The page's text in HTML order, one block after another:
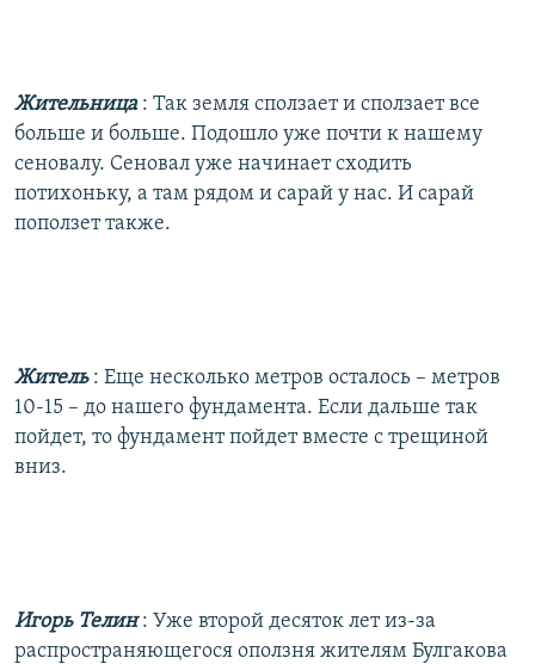
Жительница : Так земля сползает и сползает все
больше и больше. Подошло уже почти к нашему
сеновалу. Сеновал уже начинает сходить
потихоньку, а там рядом и сарай у нас. И сарай
поползет также.
Житель : Еще несколько метров осталось – метров
10-15 – до нашего фундамента. Если дальше так
пойдет, то фундамент пойдет вместе с трещиной
вниз.
Игорь Телин: Уже второй десяток лет из-за
распространяющегося оползня жителям Булгакова